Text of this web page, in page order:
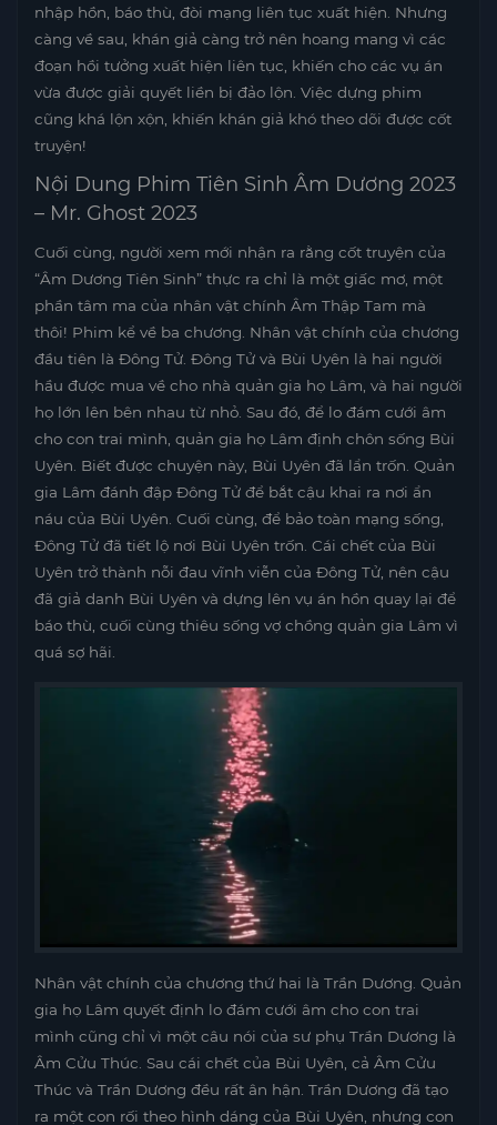
nhập hồn, báo thù, đòi mạng liên tục xuất hiện. Nhưng
càng về sau, khán giả càng trở nên hoang mang vì các
đoạn hồi tưởng xuất hiện liên tục, khiến cho các vụ án
vừa được giải quyết liền bị đảo lộn. Việc dựng phim
cũng khá lộn xộn, khiến khán giả khó theo dõi được cốt
truyện!
Nội Dung Phim Tiên Sinh Âm Dương 2023
– Mr. Ghost 2023
Cuối cùng, người xem mới nhận ra rằng cốt truyện của
“Âm Dương Tiên Sinh” thực ra chỉ là một giấc mơ, một
phần tâm ma của nhân vật chính Âm Thập Tam mà
thôi! Phim kể về ba chương. Nhân vật chính của chương
đầu tiên là Đông Tử. Đông Tử và Bùi Uyên là hai người
hầu được mua về cho nhà quản gia họ Lâm, và hai người
họ lớn lên bên nhau từ nhỏ. Sau đó, để lo đám cưới âm
cho con trai mình, quản gia họ Lâm định chôn sống Bùi
Uyên. Biết được chuyện này, Bùi Uyên đã lẩn trốn. Quản
gia Lâm đánh đập Đông Tử để bắt cậu khai ra nơi ẩn
náu của Bùi Uyên. Cuối cùng, để bảo toàn mạng sống,
Đông Tử đã tiết lộ nơi Bùi Uyên trốn. Cái chết của Bùi
Uyên trở thành nỗi đau vĩnh viễn của Đông Tử, nên cậu
đã giả danh Bùi Uyên và dựng lên vụ án hồn quay lại để
báo thù, cuối cùng thiêu sống vợ chồng quản gia Lâm vì
quá sợ hãi.
Nhân vật chính của chương thứ hai là Trần Dương. Quản
gia họ Lâm quyết định lo đám cưới âm cho con trai
mình cũng chỉ vì một câu nói của sư phụ Trần Dương là
Âm Cửu Thúc. Sau cái chết của Bùi Uyên, cả Âm Cửu
Thúc và Trần Dương đều rất ân hận. Trần Dương đã tạo
ra một con rối theo hình dáng của Bùi Uyên, nhưng con